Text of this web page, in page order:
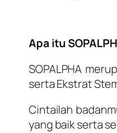
Apa itu
SOPALPHA
serta Ekstrat
Cintailah
yang baik serta